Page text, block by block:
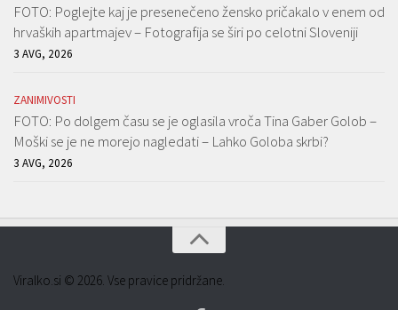
FOTO: Poglejte kaj je presenečeno žensko pričakalo v enem od
hrvaških apartmajev – Fotografija se širi po celotni Sloveniji
3 AVG, 2026
ZANIMIVOSTI
FOTO: Po dolgem času se je oglasila vroča Tina Gaber Golob –
Moški se je ne morejo nagledati – Lahko Goloba skrbi?
3 AVG, 2026
Viralko.si © 2026. Vse pravice pridržane.